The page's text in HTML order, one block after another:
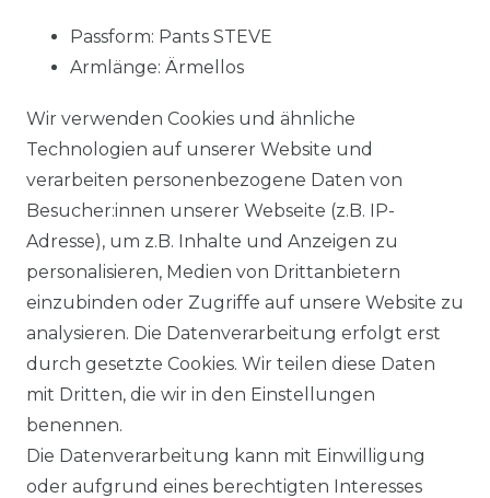
Passform: Pants STEVE
Armlänge: Ärmellos
Material: 93 % Baumwolle, 5 % Polyester, 2 %
Elasthan
Stoffart: gewebt
NOS: Ja
93 % Baumwolle, 5 % Polyester, 2 %
Elasthan
Wir verwenden Cookies und ähnliche
Technologien auf unserer Website und
verarbeiten personenbezogene Daten von
Besucher:innen unserer Webseite (z.B. IP-
Adresse), um z.B. Inhalte und Anzeigen zu
personalisieren, Medien von Drittanbietern
einzubinden oder Zugriffe auf unsere Website zu
analysieren. Die Datenverarbeitung erfolgt erst
durch gesetzte Cookies. Wir teilen diese Daten
mit Dritten, die wir in den Einstellungen
benennen.
Die Datenverarbeitung kann mit Einwilligung
oder aufgrund eines berechtigten Interesses